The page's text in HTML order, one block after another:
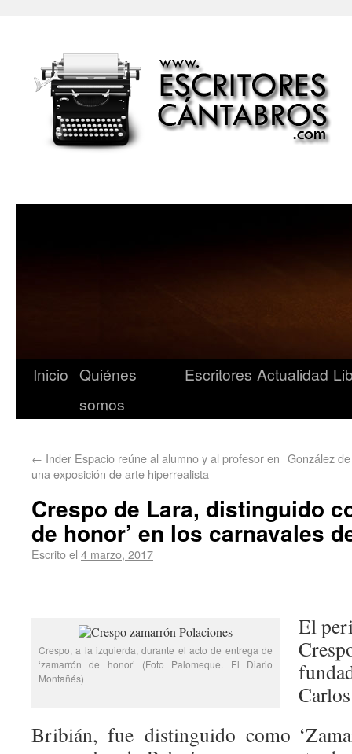
Inicio Quiénes
somos
Escritores Actualidad
← Inder Espacio reúne al alumno y al profesor en
una exposición de arte hiperrealista
González
Crespo de Lara, distinguido
de honor’ en los carnavales
Escrito el 4 marzo, 2017
Crespo, a la izquierda, durante el acto de entrega de
‘zamarrón de honor’ (Foto Palomeque. El Diario
Montañés)
El
Carlos
Bribián, fue distinguido como